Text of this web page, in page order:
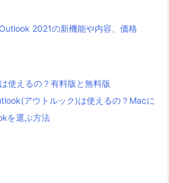
2021の新機能や内容、価格
使えるの？有料版と無料版
アウトルック)は使えるの？Macに
を選ぶ方法